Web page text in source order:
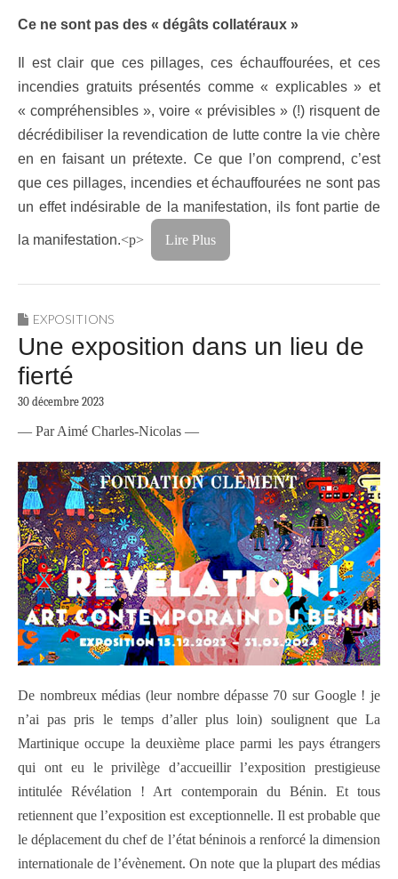
Ce ne sont pas des « dégâts collatéraux »
Il est clair que ces pillages, ces échauffourées, et ces
incendies gratuits présentés comme « explicables » et
« compréhensibles », voire « prévisibles » (!) risquent de
décrédibiliser la revendication de lutte contre la vie chère
en en faisant un prétexte. Ce que l’on comprend, c’est
que ces pillages, incendies et échauffourées ne sont pas
un effet indésirable de la manifestation, ils font partie de
la manifestation.<p> Lire Plus
EXPOSITIONS
Une exposition dans un lieu de
fierté
30 décembre 2023
— Par Aimé Charles-Nicolas —
De nombreux médias (leur nombre dépasse 70 sur Google ! je
n’ai pas pris le temps d’aller plus loin) soulignent que La
Martinique occupe la deuxième place parmi les pays étrangers
qui ont eu le privilège d’accueillir l’exposition prestigieuse
intitulée Révélation ! Art contemporain du Bénin. Et tous
retiennent que l’exposition est exceptionnelle. Il est probable que
le déplacement du chef de l’état béninois a renforcé la dimension
internationale de l’évènement. On note que la plupart des médias